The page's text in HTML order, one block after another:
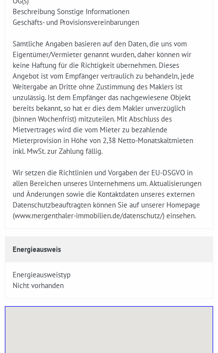
Beschreibung Sonstige Informationen
Geschäfts- und Provisionsvereinbarungen
Sämtliche Angaben basieren auf den Daten, die uns vom
Eigentümer/Vermieter genannt wurden, daher können wir
keine Haftung für die Richtigkeit übernehmen. Dieses
Angebot ist vom Empfänger vertraulich zu behandeln, jede
Weitergabe an Dritte ohne Zustimmung des Maklers ist
unzulässig. Ist dem Empfänger das nachgewiesene Objekt
bereits bekannt, so hat er dies dem Makler unverzüglich
(binnen Wochenfrist) mitzuteilen. Mit Abschluss des
Mietvertrages wird die vom Mieter zu bezahlende
Mieterprovision in Höhe von 2,38 Netto-Monatskaltmieten
inkl. MwSt. zur Zahlung fällig.
Wir setzen die Richtlinien und Vorgaben der EU-DSGVO in
allen Bereichen unseres Unternehmens um. Aktualisierungen
und Änderungen sowie die Kontaktdaten unseres externen
Datenschutzbeauftragten können Sie auf unserer Homepage
(www.mergenthaler-immobilien.de/datenschutz/) einsehen.
Energieausweis
Energieausweistyp
Nicht vorhanden